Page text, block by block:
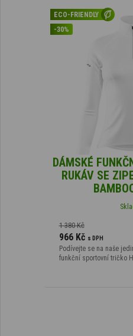
ECO-FRIENDLY
-30%
DÁMSKÉ
RUKÁV SE
1 380 Kč
966 Kč s DPH
Podívejte se na naše
funkční sportovní tričko